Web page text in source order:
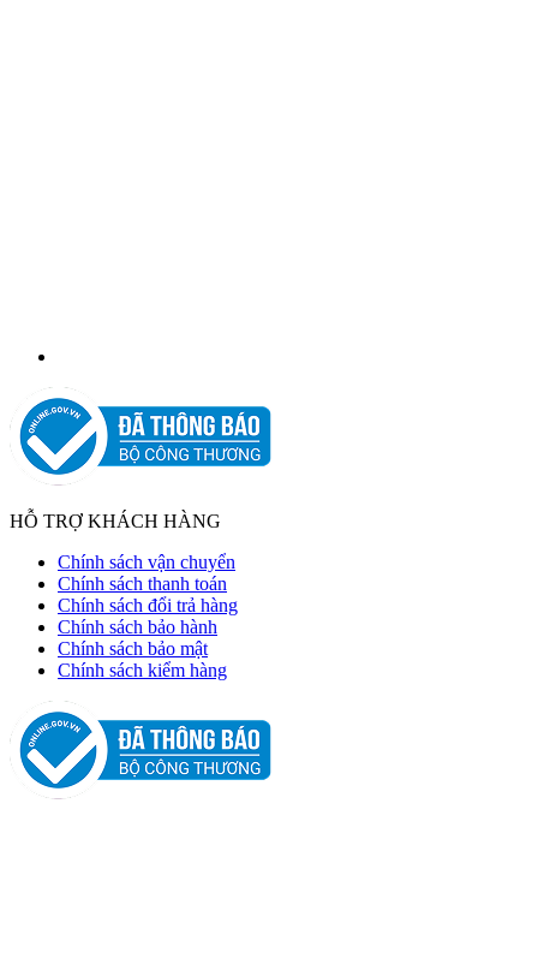
HỖ TRỢ KHÁCH HÀNG
Chính sách vận chuyển
Chính sách thanh toán
Chính sách đổi trả hàng
Chính sách bảo hành
Chính sách bảo mật
Chính sách kiểm hàng